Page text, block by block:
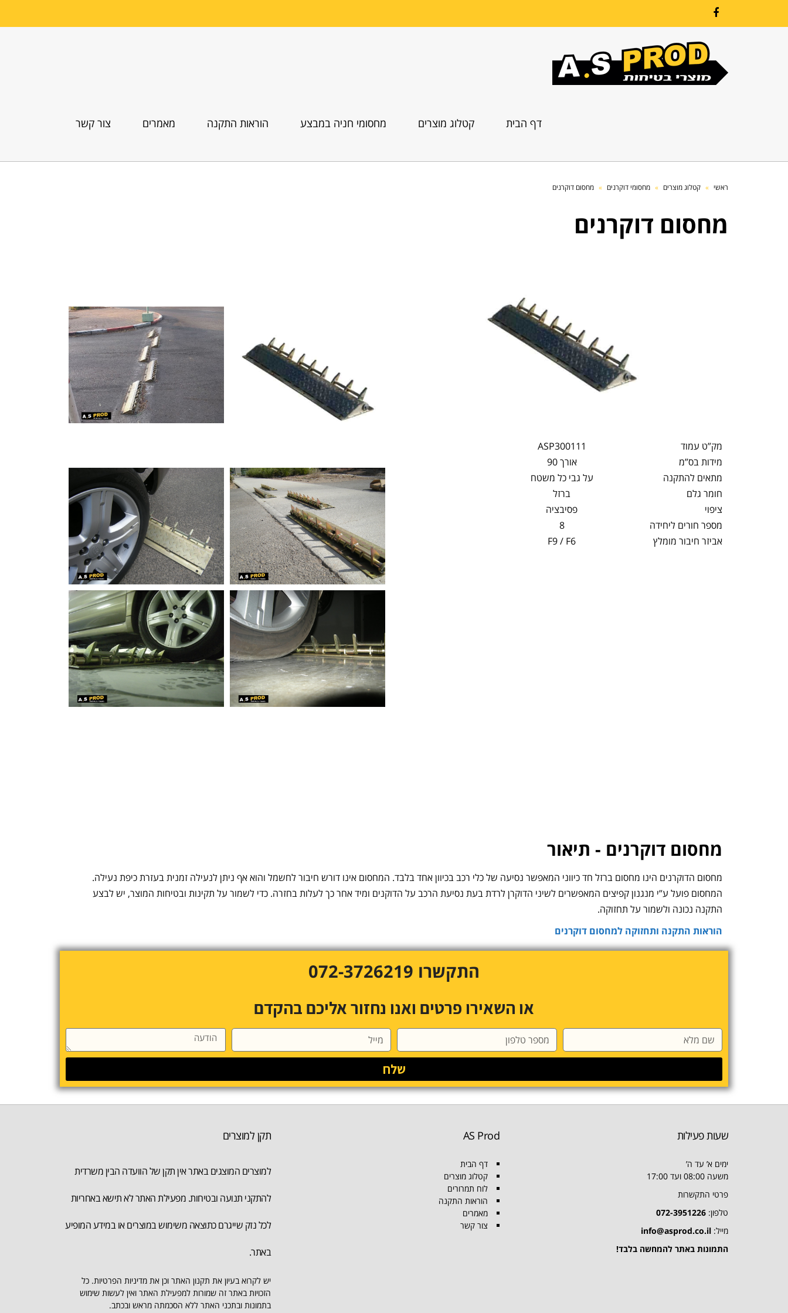
דף הבית קטלוג מוצרים מחסומי חניה במבצע הוראות התקנה מאמרים צור קשר
ראשי » קטלוג מוצרים » מחסומי דוקרנים » מחסום דוקרנים
מחסום דוקרנים
מק”ט עמוד
ASP300111
מידות בס”מ
אורך 90
מתאים להתקנה
על גבי כל משטח
חומר גלם
ברזל
ציפוי
פסיבציה
מספר חורים ליחידה
8
אביזר חיבור מומלץ
F9 / F6
מחסום דוקרנים - תיאור
מחסום הדוקרנים הינו מחסום ברזל חד כיווני המאפשר נסיעה של כלי רכב בכיוון אחד בלבד. המחסום אינו דורש חיבור לחשמל והוא אף ניתן לנעילה זמנית בעזרת כיפת נעילה.
המחסום פועל ע”י מנגנון קפיצים המאפשרים לשיני הדוקרן לרדת בעת נסיעת הרכב על הדוקנים ומיד אחר כך לעלות בחזרה. כדי לשמור על תקינות ובטיחות המוצר, יש לבצע
התקנה נכונה ולשמור על תחזוקה.
הוראות התקנה ותחזוקה למחסום דוקרנים
התקשרו 072-3726219
או השאירו פרטים ואנו נחזור אליכם בהקדם
שלח
שעות פעילות
ימים א’ עד ה’
משעה 08:00 ועד 17:00
פרטי התקשרות
טלפון: 072-3951226
מייל: info@asprod.co.il
התמונות באתר להמחשה בלבד!
AS Prod
דף הבית
קטלוג מוצרים
לוח תמרורים
הוראות התקנה
מאמרים
צור קשר
תקן למוצרים
למוצרים המוצגים באתר אין תקן של הוועדה הבין משרדית
להתקני תנועה ובטיחות. מפעילת האתר לא תישא באחריות
לכל נזק שייגרם כתוצאה משימוש במוצרים או במידע המופיע
באתר.
יש לקרוא בעיון את תקנון האתר וכן את מדיניות הפרטיות. כל
הזכויות באתר זה שמורות למפעילת האתר ואין לעשות שימוש
בתמונות ובתכני האתר ללא הסכמתה מראש ובכתב.